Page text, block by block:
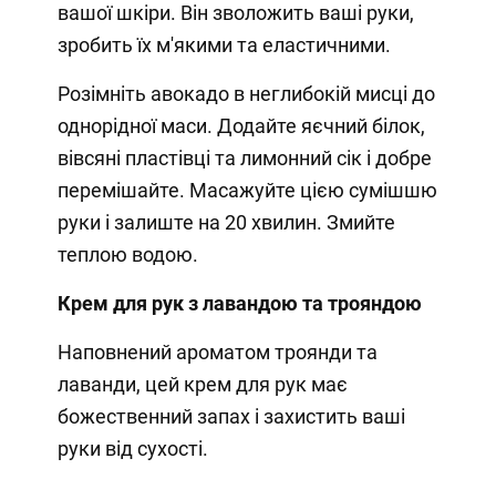
вашої шкіри. Він зволожить ваші руки,
зробить їх м'якими та еластичними.
Розімніть авокадо в неглибокій мисці до
однорідної маси. Додайте яєчний білок,
вівсяні пластівці та лимонний сік і добре
перемішайте. Масажуйте цією сумішшю
руки і залиште на 20 хвилин. Змийте
теплою водою.
Крем для рук з лавандою та трояндою
Наповнений ароматом троянди та
лаванди, цей крем для рук має
божественний запах і захистить ваші
руки від сухості.